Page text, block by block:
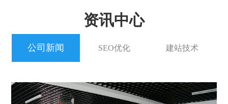
资讯中心
建站技术
SEO优化
公司新闻